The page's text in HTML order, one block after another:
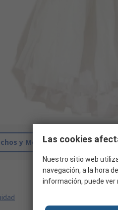
y MopasLas cookies
Nuestro sitio web
navegación, a la hora
información, puede ver